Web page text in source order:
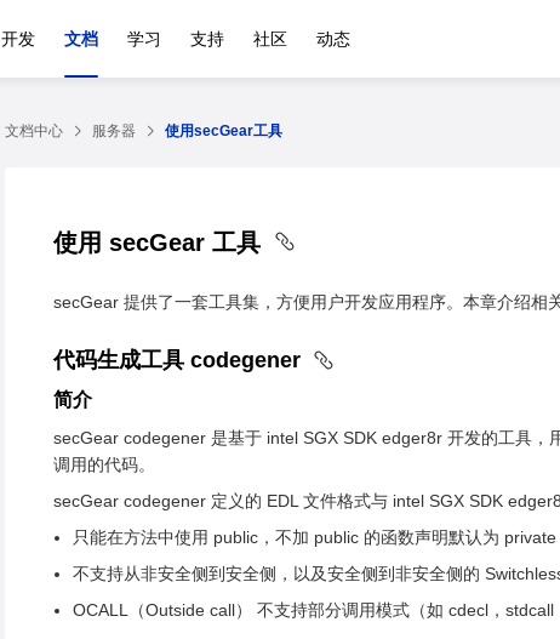
开发 文档 学习 支持 社区 动态
文档中心 服务器 使用secGear工具
使用 secGear 工具
secGear 提供了一套工具集，方便用户开发应用程序。本章介绍相
代码生成工具 codegener
简介
secGear codegener 是基于 intel SGX SDK edger8r 开发的工具
调用的代码。
secGear codegener 定义的 EDL 文件格式与 intel SGX SDK
只能在方法中使用 public，不加 public 的函数声明默认为 private
不支持从非安全侧到安全侧，以及安全侧到非安全侧的
OCALL（Outside call） 不支持部分调用模式（如 cdecl，stdcall